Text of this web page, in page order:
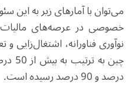
می‌توان با آمارهای زیر به
خصوصی در عرصه‌های
نوآوری فناورانه، اشتغال‌زایی و
درصد و 90 درصد رسیده است.